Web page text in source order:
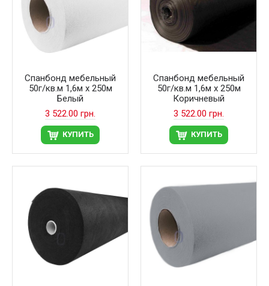
Спанбонд мебельный
50г/кв.м 1,6м х 250м
Белый
3 522.00 грн.
КУПИТЬ
Спанбонд мебельный
50г/кв.м 1,6м х 250м
Коричневый
3 522.00 грн.
КУПИТЬ